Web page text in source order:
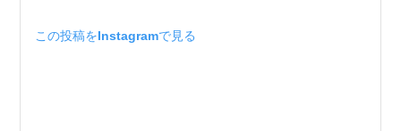
この投稿をInstagramで見る